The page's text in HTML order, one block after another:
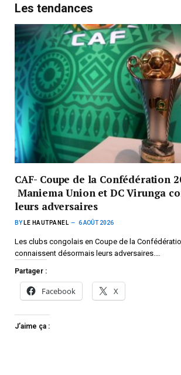
Les tendances
CAF- Coupe de la Confédération
Maniema Union et DC Virunga
leurs adversaires
BY LE HAUTPANEL 6 AOÛT 2026
Les clubs congolais en Coupe de la
connaissent désormais leurs adversaires.…
Partager :
Facebook X
J’aime ça :